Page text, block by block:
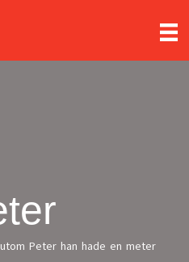
Peter han hade en meter